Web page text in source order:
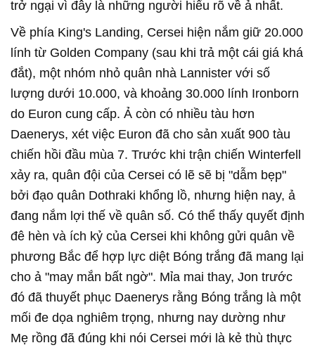
trở ngại vì đây là những người hiểu rõ về ả nhất.
Về phía King's Landing, Cersei hiện nắm giữ 20.000
lính từ Golden Company (sau khi trả một cái giá khá
đắt), một nhóm nhỏ quân nhà Lannister với số
lượng dưới 10.000, và khoảng 30.000 lính Ironborn
do Euron cung cấp. Ả còn có nhiều tàu hơn
Daenerys, xét việc Euron đã cho sản xuất 900 tàu
chiến hồi đầu mùa 7. Trước khi trận chiến Winterfell
xảy ra, quân đội của Cersei có lẽ sẽ bị "dẫm bẹp"
bởi đạo quân Dothraki khổng lồ, nhưng hiện nay, ả
đang nắm lợi thế về quân số. Có thể thấy quyết định
đê hèn và ích kỷ của Cersei khi không gửi quân về
phương Bắc để hợp lực diệt Bóng trắng đã mang lại
cho ả "may mắn bất ngờ". Mỉa mai thay, Jon trước
đó đã thuyết phục Daenerys rằng Bóng trắng là một
mối đe dọa nghiêm trọng, nhưng nay dường như
Mẹ rồng đã đúng khi nói Cersei mới là kẻ thù thực